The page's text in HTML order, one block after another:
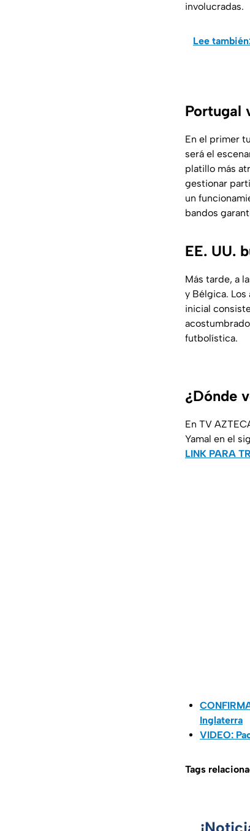
involucradas.
Lee
Portugal
En el primer
será el
platillo más
gestionar
un
bandos
EE. UU.
Más tarde, a
y Bélgica.
inicial
futbolística.
¿Dónde
En TV
Yamal en el
LINK PARA
Inglaterra
VIDEO:
Tags